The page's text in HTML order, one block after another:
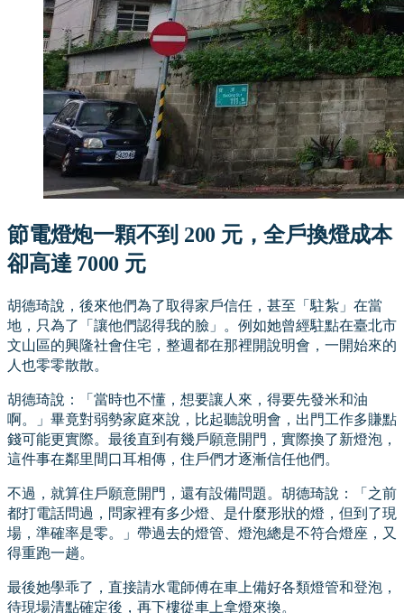
節電燈炮一顆不到 200 元，全戶換燈成本
卻高達 7000 元
胡德琦說，後來他們為了取得家戶信任，甚至「駐紮」在當
地，只為了「讓他們認得我的臉」。例如她曾經駐點在臺北市
文山區的興隆社會住宅，整週都在那裡開說明會，一開始來的
人也零零散散。
胡德琦說：「當時也不懂，想要讓人來，得要先發米和油
啊。」畢竟對弱勢家庭來說，比起聽說明會，出門工作多賺點
錢可能更實際。最後直到有幾戶願意開門，實際換了新燈泡，
這件事在鄰里間口耳相傳，住戶們才逐漸信任他們。
不過，就算住戶願意開門，還有設備問題。胡德琦說：「之前
都打電話問過，問家裡有多少燈、是什麼形狀的燈，但到了現
場，準確率是零。」帶過去的燈管、燈泡總是不符合燈座，又
得重跑一趟。
最後她學乖了，直接請水電師傅在車上備好各類燈管和登泡，
待現場清點確定後，再下樓從車上拿燈來換。